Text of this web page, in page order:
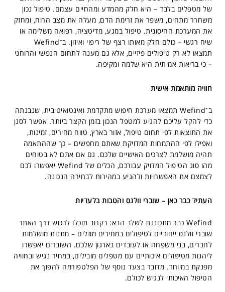
של מטפלים בלבד – היא חלק מהמדע ומהחיים עצמם. טיפול נכון
משחרר מתחים, משפר את זרימת הדם, מעלה את מצב הרוח, ומחזק
את המערכת החיסונית. טיפול במגע, מדיטציה, רפואה משלימה או
תמצאו לא רק טיפולים פיזיים, אלא גם מענה לתחום הנפשי והרוחני
– כי בריאות אמיתית היא שלמה ומקיפה.
חוויה מותאמת אישית
ב־Wefind תמצאו מערכת חיפוש מתקדמת ואינטואיטיבית, שנבנתה
כדי להקל עליכם להגיע למטפל הנכון בזמן הקצר ביותר. אפשר לסנן
את התוצאות לפי תחום טיפול, אזור בארץ, טווח מחירים, זמינות,
ואפילו לפי ההתמחות המדויקת שאתם מחפשים – כך שההתאמה
תהיה מושלמת לצרכים האישיים שלכם. גם אם אתם לא בטוחים
מהו סוג הטיפול המדויק עבורכם, הכלים של Wefind יאפשרו לכם
לצמצם את האפשרויות ולהגיע במהירות לבחירה הנכונה.
העתיד כבר כאן – שוברי וולנס והטבות בלעדיות
Wefind כבר מתכוננת לשלב הבא: בקרוב תוכלו לרכוש דרך האתר
שוברי וולנס ייחודיים לטיפולים במחירים מוזלים – מתנות מושלמות
לחברים, בני משפחה או לעובדים בארגון שלכם. השוברים יאפשרו
ליהנות מטיפולים איכותיים עם מטפלים מובילים, במחיר נגיש ובחוויה
מפנקת במיוחד. מדובר בצעד נוסף של הפלטפורמה להפוך את
הטיפול האיכותי לנגיש לכולם.